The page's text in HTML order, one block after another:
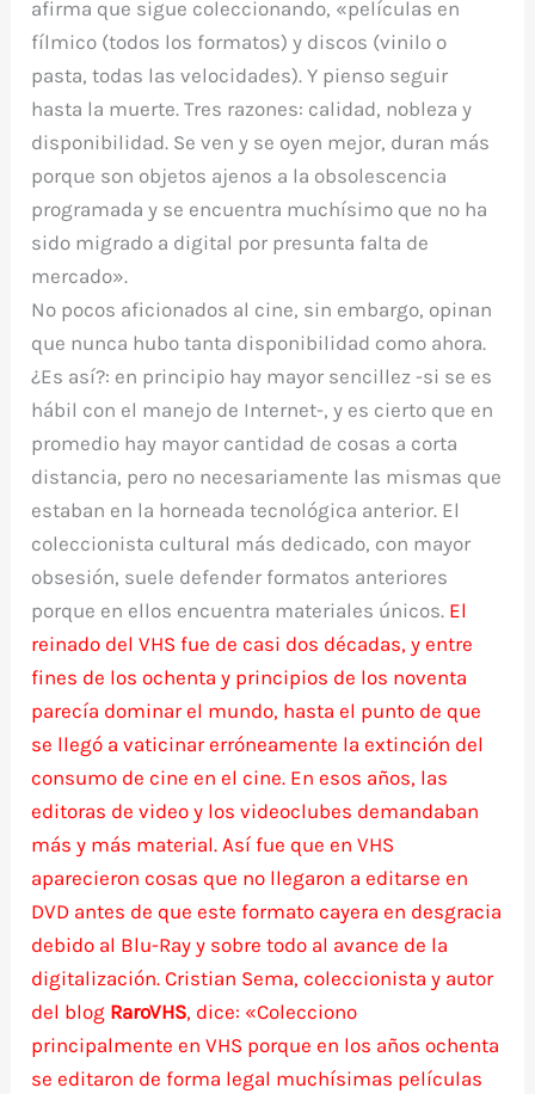
afirma que sigue coleccionando, «películas en
fílmico (todos los formatos) y discos (vinilo o
pasta, todas las velocidades). Y pienso seguir
hasta la muerte. Tres razones: calidad, nobleza y
disponibilidad. Se ven y se oyen mejor, duran más
porque son objetos ajenos a la obsolescencia
programada y se encuentra muchísimo que no ha
sido migrado a digital por presunta falta de
mercado».
No pocos aficionados al cine, sin embargo, opinan
que nunca hubo tanta disponibilidad como ahora.
¿Es así?: en principio hay mayor sencillez -si se es
hábil con el manejo de Internet-, y es cierto que en
promedio hay mayor cantidad de cosas a corta
distancia, pero no necesariamente las mismas que
estaban en la horneada tecnológica anterior. El
coleccionista cultural más dedicado, con mayor
obsesión, suele defender formatos anteriores
porque en ellos encuentra materiales únicos. El
reinado del VHS fue de casi dos décadas, y entre
fines de los ochenta y principios de los noventa
parecía dominar el mundo, hasta el punto de que
se llegó a vaticinar erróneamente la extinción del
consumo de cine en el cine. En esos años, las
editoras de video y los videoclubes demandaban
más y más material. Así fue que en VHS
aparecieron cosas que no llegaron a editarse en
DVD antes de que este formato cayera en desgracia
debido al Blu-Ray y sobre todo al avance de la
digitalización. Cristian Sema, coleccionista y autor
del blog RaroVHS, dice: «Colecciono
principalmente en VHS porque en los años ochenta
se editaron de forma legal muchísimas películas